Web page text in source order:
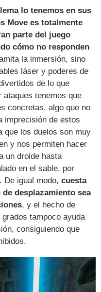
lo tenemos en sus
Move es totalmente
parte del juego
cómo no responden
la inmersión, sino
láser y poderes de
de lo que
ataques tenemos que
concretas, algo que no
imprecisión de estos
que los duelos son muy
y nos permiten hacer
un droide hasta
en el sable, por
De igual modo,cuesta
desplazamiento sea
, y el hecho de
tampoco ayuda
consiguiendo que